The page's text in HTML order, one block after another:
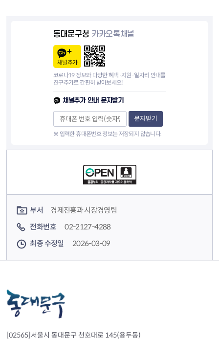
동대문구청 카카오톡채널
채널추가
코로나19 정보와 다양한 혜택·지원·일자리 안내를
친구추가로 간편히 받아보세요!
채널추가 안내 문자받기
문자받기
※ 입력한 휴대폰번호 정보는 저장되지 않습니다.
부서
경제진흥과 시장경영팀
전화번호
02-2127-4288
최종 수정일
2026-03-09
[02565]서울시 동대문구 천호대로 145(용두동)